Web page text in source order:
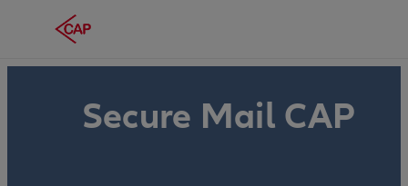
Secure Mail CAP